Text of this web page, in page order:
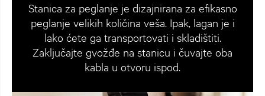
Stanica za peglanje je dizajnirana za efikasno
peglanje velikih količina veša. Ipak, lagan je i
lako ćete ga transportovati i skladištiti.
Zaključajte gvožđe na stanicu i čuvajte oba
kabla u otvoru ispod.